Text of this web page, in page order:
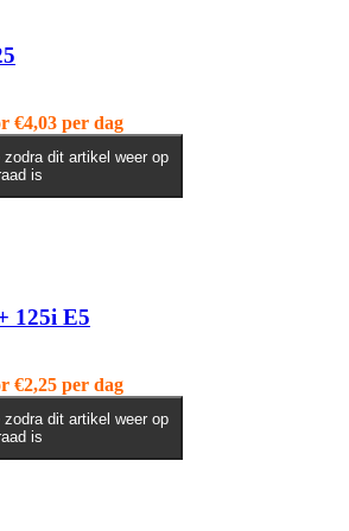
€4,03 per dag
dit artikel weer op
is
125i E5
€2,25 per dag
dit artikel weer op
is